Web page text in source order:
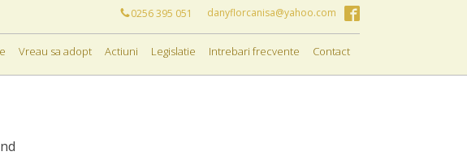
0256 395 051 danyflorcanisa@yahoo.com
Vreau sa adopt Actiuni Legislatie Intrebari frecvente Contact